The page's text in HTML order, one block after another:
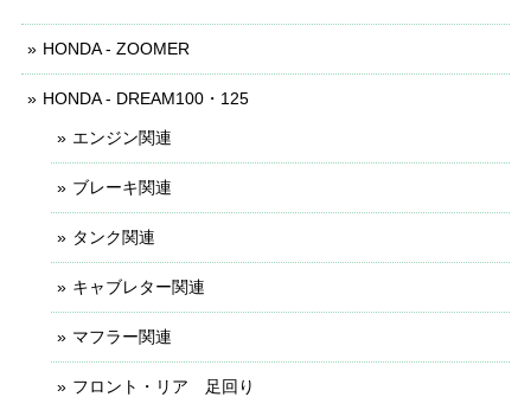
HONDA - ZOOMER
HONDA - DREAM100・125
エンジン関連
ブレーキ関連
タンク関連
キャブレター関連
マフラー関連
フロント・リア 足回り